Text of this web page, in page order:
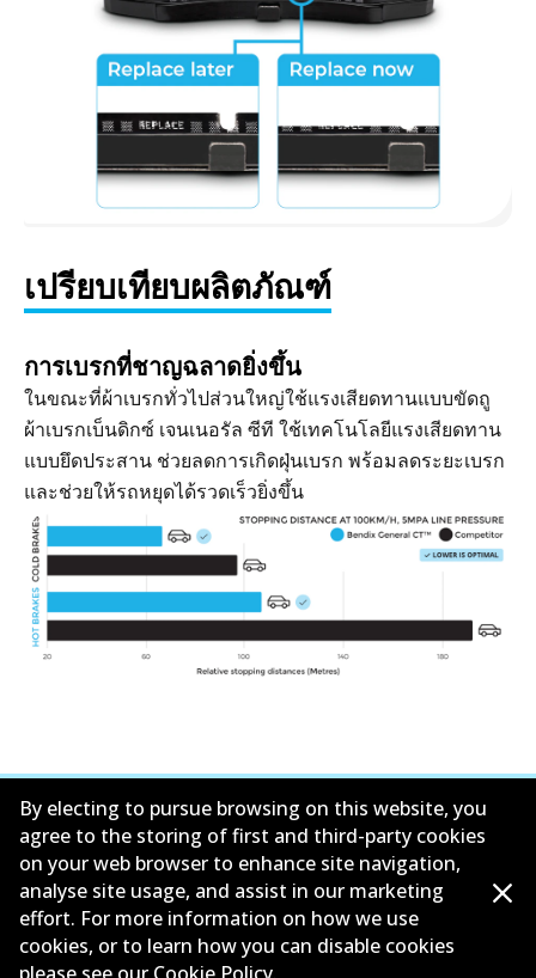
เปรียบเทียบผลิตภัณฑ์
การเบรกที่ชาญฉลาดยิ่งขึ้น
ในขณะที่ผ้าเบรกทั่วไปส่วนใหญ่ใช้แรงเสียดทานแบบขัดถู
ผ้าเบรกเบ็นดิกซ์ เจนเนอรัล ซีที ใช้เทคโนโลยีแรงเสียดทาน
แบบยึดประสาน ช่วยลดการเกิดฝุ่นเบรก พร้อมลดระยะเบรก
และช่วยให้รถหยุดได้รวดเร็วยิ่งขึ้น
ข้อมูลบริษัท
ซัพพลายเออร์
By electing to pursue browsing on this website, you
agree to the storing of first and third-party cookies
on your web browser to enhance site navigation,
analyse site usage, and assist in our marketing
effort. For more information on how we use
cookies, or to learn how you can disable cookies